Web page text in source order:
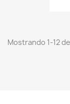
Mostrando 1-12